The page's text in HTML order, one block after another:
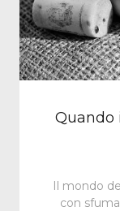
Quando
Il mondo
con